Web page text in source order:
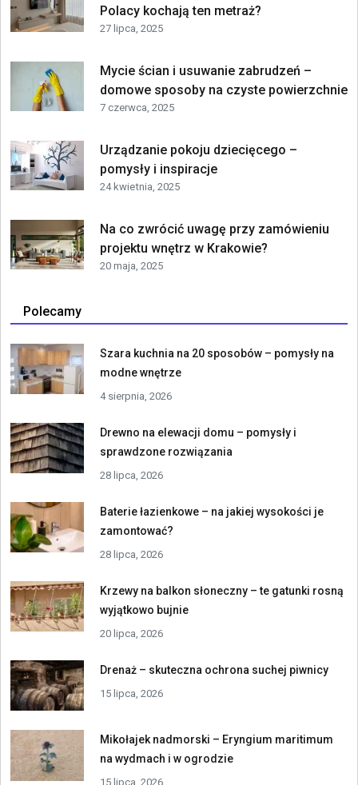
Polacy kochają ten metraż?
27 lipca, 2025
Mycie ścian i usuwanie zabrudzeń –
domowe sposoby na czyste powierzchnie
7 czerwca, 2025
Urządzanie pokoju dziecięcego –
pomysły i inspiracje
24 kwietnia, 2025
Na co zwrócić uwagę przy zamówieniu
projektu wnętrz w Krakowie?
20 maja, 2025
Polecamy
Szara kuchnia na 20 sposobów – pomysły na
modne wnętrze
4 sierpnia, 2026
Drewno na elewacji domu – pomysły i
sprawdzone rozwiązania
28 lipca, 2026
Baterie łazienkowe – na jakiej wysokości je
zamontować?
28 lipca, 2026
Krzewy na balkon słoneczny – te gatunki rosną
wyjątkowo bujnie
20 lipca, 2026
Drenaż – skuteczna ochrona suchej piwnicy
15 lipca, 2026
Mikołajek nadmorski – Eryngium maritimum
na wydmach i w ogrodzie
15 lipca, 2026